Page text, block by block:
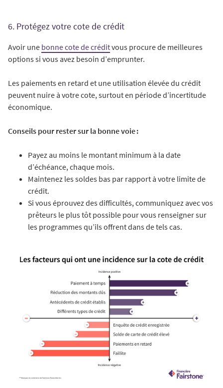
6. Protégez votre cote de crédit
Avoir une bonne cote de créditvous procure de meilleures
options si vous avez besoin d’emprunter.
Les paiements en retard et une utilisation élevée du crédit
peuvent nuire à votre cote, surtout en période d’incertitude
économique.
Conseils pour rester sur la bonne voie :
Payez au moins le montant minimum à la date
d’échéance, chaque mois.
Maintenez les soldes bas par rapport à votre limite de
crédit.
Si vous éprouvez des difficultés, communiquez avec vos
prêteurs le plus tôt possible pour vous renseigner sur
les programmes qu’ils offrent dans de tels cas.